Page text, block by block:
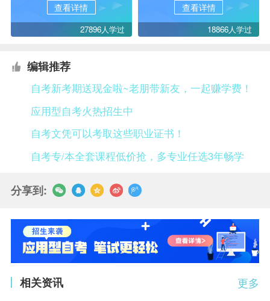
查看详情
27896人学过
查看详情
18866人学过
编辑推荐
自考新考期送现金啦~老朋带新友，一起赚学费！
应用型自考火热招生中
自考文凭可以考取这些职业证书！
自考专/本全套课程低价抢，多专业任选3年畅学
分享到:
更多
相关资讯